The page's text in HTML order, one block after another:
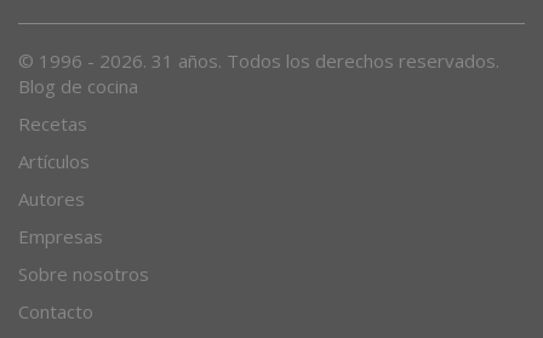
© 1996 - 2026. 31 años. Todos los derechos reservados.
Blog de cocina
Recetas
Artículos
Autores
Empresas
Sobre nosotros
Contacto